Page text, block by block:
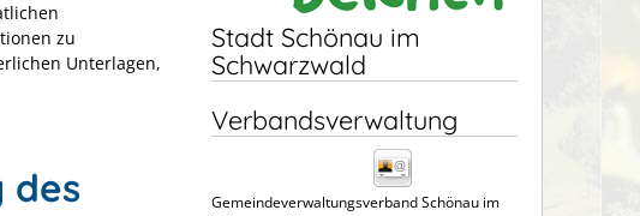
zu
Unterlagen,
des
Stadt Schönau im
Schwarzwald
Verbandsverwaltung
Gemeindeverwaltungsverband Schönau im